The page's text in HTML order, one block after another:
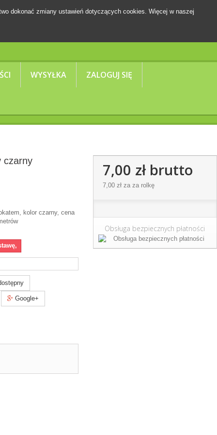
WYSYŁKA ZALOGUJ SIĘ
dokonać zmiany ustawień dotyczących cookies. Więcej w naszej
czarny
kolor czarny, cena
Google+
7,00 złbrutto
7,00 złza za rolkę
Obsługa bezpiecznych płatności